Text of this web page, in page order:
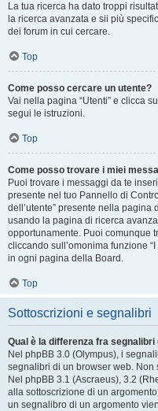
La tua ricerca ha dato troppi
la ricerca avanzata e sii più
dei forum in cui cercare.
Top
Come posso cercare un utente?
Vai nella pagina “Utenti” e clicca
segui le istruzioni.
Top
Come posso trovare i miei
Puoi trovare i messaggi da te
presente nel tuo Pannello di
dell’utente” presente nella
usando la pagina di ricerca
opportunamente. Puoi comunque
cliccando sull’omonima funzione
in ogni pagina della Board.
Top
Sottoscrizioni e segnalibri
Qual è la differenza fra
Nel phpBB 3.0 (Olympus), i
segnalibri di un browser web.
Nel phpBB 3.1 (Ascraeus), 3.2
alla sottoscrizione di un
un segnalibro di un argomento